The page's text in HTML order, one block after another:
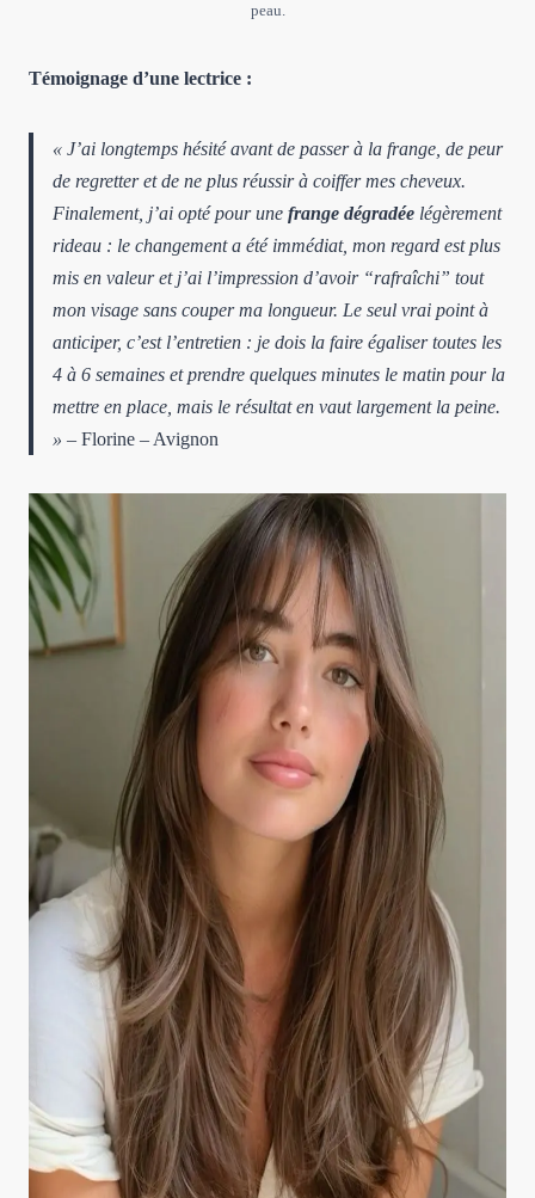
peau.
Témoignage d’une lectrice :
« J’ai longtemps hésité avant de passer à la frange, de peur
de regretter et de ne plus réussir à coiffer mes cheveux.
Finalement, j’ai opté pour une frange dégradée légèrement
rideau : le changement a été immédiat, mon regard est plus
mis en valeur et j’ai l’impression d’avoir “rafraîchi” tout
mon visage sans couper ma longueur. Le seul vrai point à
anticiper, c’est l’entretien : je dois la faire égaliser toutes les
4 à 6 semaines et prendre quelques minutes le matin pour la
mettre en place, mais le résultat en vaut largement la peine.
» – Florine – Avignon